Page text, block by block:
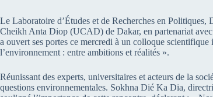
Le Laboratoire d’Études et de Recherches en
Cheikh Anta Diop (UCAD) de Dakar, en partenariat
a ouvert ses portes ce mercredi à un colloque
l’environnement : entre ambitions et réalités ».
Réunissant des experts, universitaires et acteurs de la
questions environnementales. Sokhna Dié Ka Dia,